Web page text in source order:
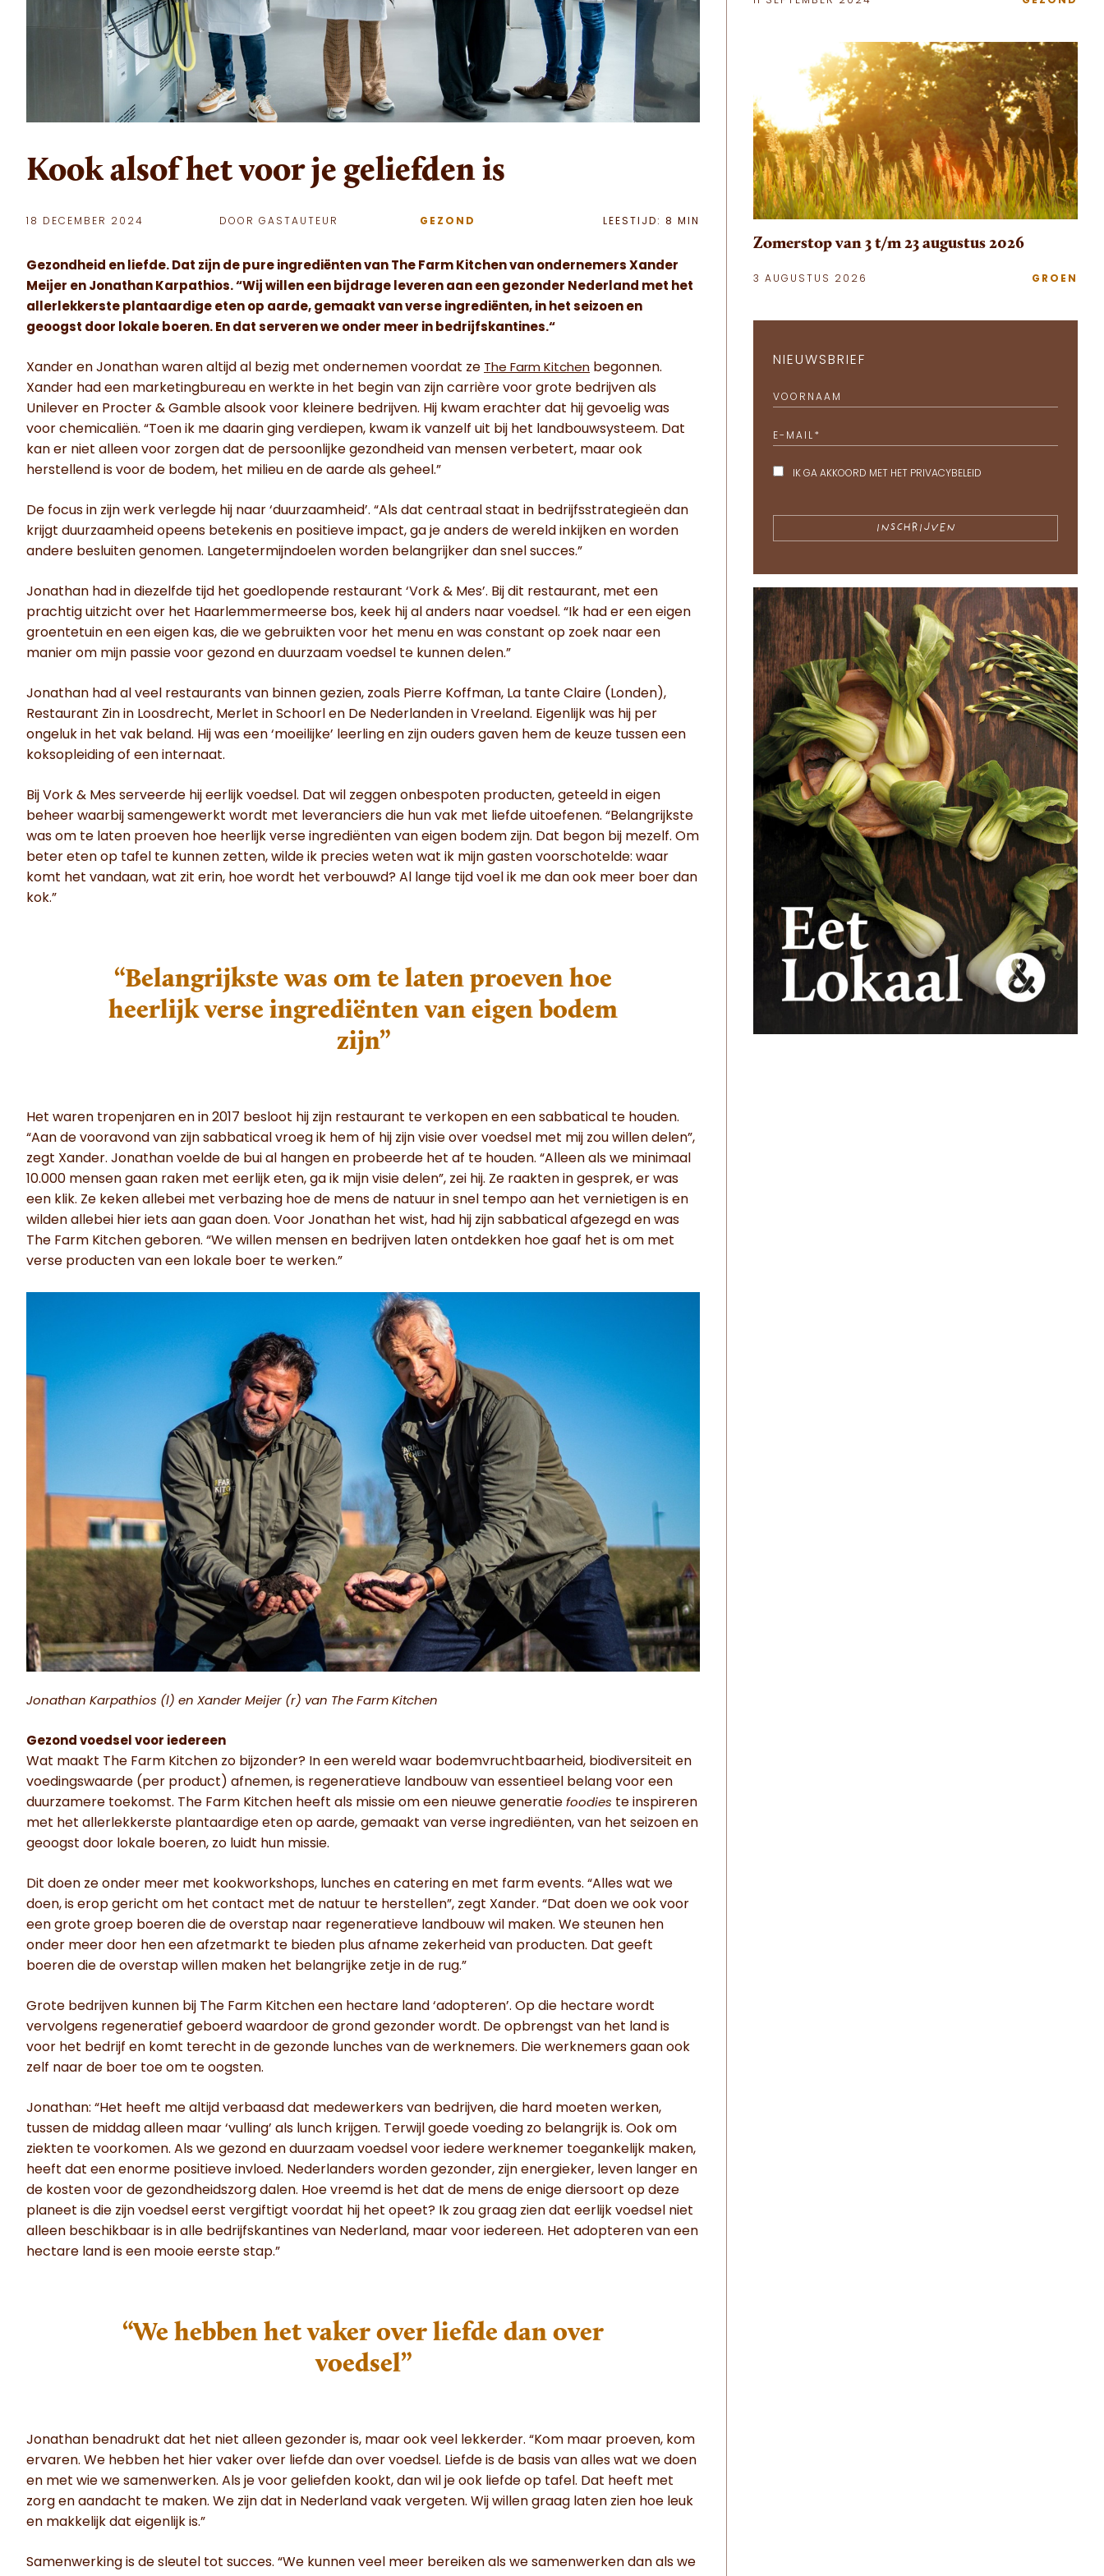
Kook alsof het voor je geliefden is
18 DECEMBER 2024 DOOR GASTAUTEUR GEZOND LEESTIJD: 8 MIN
Gezondheid en liefde. Dat zijn de pure ingrediënten van The Farm Kitchen van ondernemers Xander
Meijer en Jonathan Karpathios. “Wij willen een bijdrage leveren aan een gezonder Nederland met het
allerlekkerste plantaardige eten op aarde, gemaakt van verse ingrediënten, in het seizoen en
geoogst door lokale boeren. En dat serveren we onder meer in bedrijfskantines.“
Xander en Jonathan waren altijd al bezig met ondernemen voordat ze The Farm Kitchen begonnen.
Xander had een marketingbureau en werkte in het begin van zijn carrière voor grote bedrijven als
Unilever en Procter & Gamble alsook voor kleinere bedrijven. Hij kwam erachter dat hij gevoelig was
voor chemicaliën. “Toen ik me daarin ging verdiepen, kwam ik vanzelf uit bij het landbouwsysteem. Dat
kan er niet alleen voor zorgen dat de persoonlijke gezondheid van mensen verbetert, maar ook
herstellend is voor de bodem, het milieu en de aarde als geheel.”
De focus in zijn werk verlegde hij naar ‘duurzaamheid’. “Als dat centraal staat in bedrijfsstrategieën dan
krijgt duurzaamheid opeens betekenis en positieve impact, ga je anders de wereld inkijken en worden
andere besluiten genomen. Langetermijndoelen worden belangrijker dan snel succes.”
Jonathan had in diezelfde tijd het goedlopende restaurant ‘Vork & Mes’. Bij dit restaurant, met een
prachtig uitzicht over het Haarlemmermeerse bos, keek hij al anders naar voedsel. “Ik had er een eigen
groentetuin en een eigen kas, die we gebruikten voor het menu en was constant op zoek naar een
manier om mijn passie voor gezond en duurzaam voedsel te kunnen delen.”
Jonathan had al veel restaurants van binnen gezien, zoals Pierre Koffman, La tante Claire (Londen),
Restaurant Zin in Loosdrecht, Merlet in Schoorl en De Nederlanden in Vreeland. Eigenlijk was hij per
ongeluk in het vak beland. Hij was een ‘moeilijke’ leerling en zijn ouders gaven hem de keuze tussen een
koksopleiding of een internaat.
Bij Vork & Mes serveerde hij eerlijk voedsel. Dat wil zeggen onbespoten producten, geteeld in eigen
beheer waarbij samengewerkt wordt met leveranciers die hun vak met liefde uitoefenen. “Belangrijkste
was om te laten proeven hoe heerlijk verse ingrediënten van eigen bodem zijn. Dat begon bij mezelf. Om
beter eten op tafel te kunnen zetten, wilde ik precies weten wat ik mijn gasten voorschotelde: waar
komt het vandaan, wat zit erin, hoe wordt het verbouwd? Al lange tijd voel ik me dan ook meer boer dan
kok.”
“Belangrijkste was om te laten proeven hoe
heerlijk verse ingrediënten van eigen bodem
zijn”
Het waren tropenjaren en in 2017 besloot hij zijn restaurant te verkopen en een sabbatical te houden.
“Aan de vooravond van zijn sabbatical vroeg ik hem of hij zijn visie over voedsel met mij zou willen delen”,
zegt Xander. Jonathan voelde de bui al hangen en probeerde het af te houden. “Alleen als we minimaal
10.000 mensen gaan raken met eerlijk eten, ga ik mijn visie delen”, zei hij. Ze raakten in gesprek, er was
een klik. Ze keken allebei met verbazing hoe de mens de natuur in snel tempo aan het vernietigen is en
wilden allebei hier iets aan gaan doen. Voor Jonathan het wist, had hij zijn sabbatical afgezegd en was
The Farm Kitchen geboren. “We willen mensen en bedrijven laten ontdekken hoe gaaf het is om met
verse producten van een lokale boer te werken.”
Jonathan Karpathios (l) en Xander Meijer (r) van The Farm Kitchen
Gezond voedsel voor iedereen
Wat maakt The Farm Kitchen zo bijzonder? In een wereld waar bodemvruchtbaarheid, biodiversiteit en
voedingswaarde (per product) afnemen, is regeneratieve landbouw van essentieel belang voor een
duurzamere toekomst. The Farm Kitchen heeft als missie om een nieuwe generatie foodies te inspireren
met het allerlekkerste plantaardige eten op aarde, gemaakt van verse ingrediënten, van het seizoen en
geoogst door lokale boeren, zo luidt hun missie.
Dit doen ze onder meer met kookworkshops, lunches en catering en met farm events. “Alles wat we
doen, is erop gericht om het contact met de natuur te herstellen”, zegt Xander. “Dat doen we ook voor
een grote groep boeren die de overstap naar regeneratieve landbouw wil maken. We steunen hen
onder meer door hen een afzetmarkt te bieden plus afname zekerheid van producten. Dat geeft
boeren die de overstap willen maken het belangrijke zetje in de rug.”
Grote bedrijven kunnen bij The Farm Kitchen een hectare land ‘adopteren’. Op die hectare wordt
vervolgens regeneratief geboerd waardoor de grond gezonder wordt. De opbrengst van het land is
voor het bedrijf en komt terecht in de gezonde lunches van de werknemers. Die werknemers gaan ook
zelf naar de boer toe om te oogsten.
Jonathan: “Het heeft me altijd verbaasd dat medewerkers van bedrijven, die hard moeten werken,
tussen de middag alleen maar ‘vulling’ als lunch krijgen. Terwijl goede voeding zo belangrijk is. Ook om
ziekten te voorkomen. Als we gezond en duurzaam voedsel voor iedere werknemer toegankelijk maken,
heeft dat een enorme positieve invloed. Nederlanders worden gezonder, zijn energieker, leven langer en
de kosten voor de gezondheidszorg dalen. Hoe vreemd is het dat de mens de enige diersoort op deze
planeet is die zijn voedsel eerst vergiftigt voordat hij het opeet? Ik zou graag zien dat eerlijk voedsel niet
alleen beschikbaar is in alle bedrijfskantines van Nederland, maar voor iedereen. Het adopteren van een
hectare land is een mooie eerste stap.”
“We hebben het vaker over liefde dan over
voedsel”
Jonathan benadrukt dat het niet alleen gezonder is, maar ook veel lekkerder. “Kom maar proeven, kom
ervaren. We hebben het hier vaker over liefde dan over voedsel. Liefde is de basis van alles wat we doen
en met wie we samenwerken. Als je voor geliefden kookt, dan wil je ook liefde op tafel. Dat heeft met
zorg en aandacht te maken. We zijn dat in Nederland vaak vergeten. Wij willen graag laten zien hoe leuk
en makkelijk dat eigenlijk is.”
Samenwerking is de sleutel tot succes. “We kunnen veel meer bereiken als we samenwerken dan als we
Zomerstop van 3 t/m 23 augustus 2026
3 AUGUSTUS 2026 GROEN
NIEUWSBRIEF
VOORNAAM
E-MAIL *
IK GA AKKOORD MET HET PRIVACYBELEID